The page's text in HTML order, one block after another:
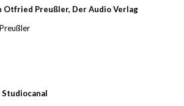
Otfried Preußler, Der Audio Verlag
Studiocanal